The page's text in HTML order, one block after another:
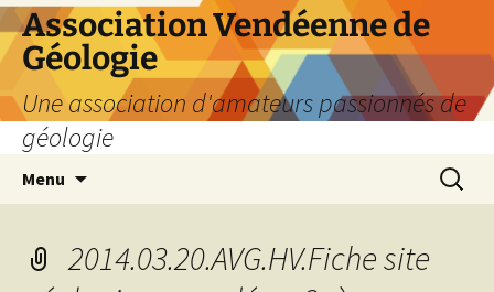
Aller
au
contenu
Association Vendéenne de
Géologie
Une association d'amateurs passionnés de
géologie
Menu
2014.03.20.AVG.HV.Fiche site